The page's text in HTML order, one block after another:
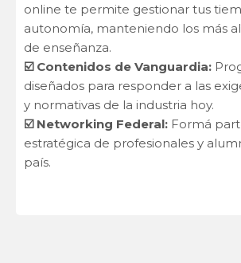
online te permite gestionar tus
autonomía, manteniendo los más
de enseñanza.
☑️​ Contenidos de Vanguardia:
diseñados para responder a las
y normativas de la industria hoy.
​☑️​ Networking Federal: Formá
estratégica de profesionales y
país.